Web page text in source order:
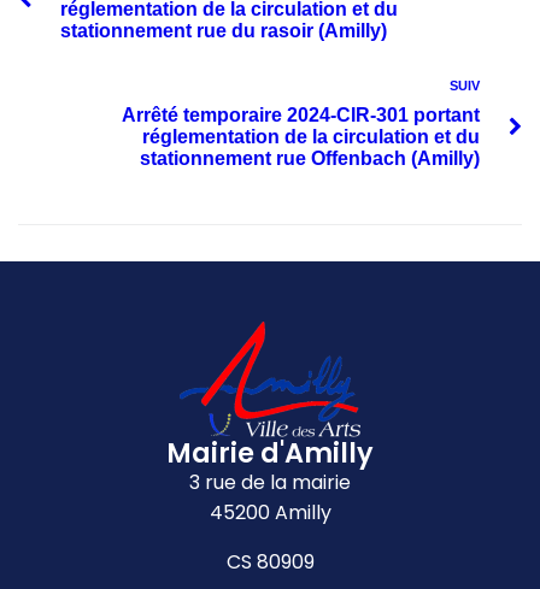
réglementation de la circulation et du
stationnement rue du rasoir (Amilly)
SUIV
Arrêté temporaire 2024-CIR-301 portant
réglementation de la circulation et du
stationnement rue Offenbach (Amilly)
Mairie d'Amilly
3 rue de la mairie
45200 Amilly
CS 80909